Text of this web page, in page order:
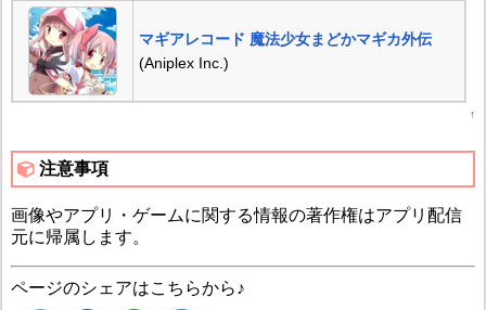
マギアレコード 魔法少女まどかマギカ外伝
(Aniplex Inc.)
↑
注意事項
画像やアプリ・ゲームに関する情報の著作権はアプリ配信
元に帰属します。
ページのシェアはこちらから♪